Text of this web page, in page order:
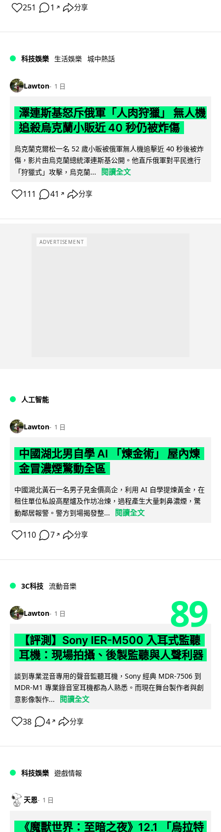
251 1 ↗ 分享
科技娛樂 生活娛樂 城中熱話
Lawton 1 日
澤連斯基怒斥俄軍「人肉狩獵」 無人機
追殺烏克蘭小販近 40 秒仍被炸傷
烏克蘭克爾松一名 52 歲小販被俄軍無人機追擊近 40 秒後被炸
傷，影片由烏克蘭總統澤連斯基公開。他直斥俄軍對平民進行
「狩獵式」攻擊，烏克蘭...
閱讀全文
111 41 ↗ 分享
ADVERTISEMENT
人工智能
Lawton 1 日
中國湖北男自學 AI 「煉金術」 屋內煉
金冒濃煙驚動全區
中國湖北黃石一名男子見金價高企，利用 AI 自學提煉黃金，在
租住單位私設高壓爐及作坊冶煉，過程產生大量刺鼻濃煙，驚
動鄰居報警。警方到場揭發整...
閱讀全文
110 7 ↗ 分享
3C科技 流動音樂
Lawton 1 日 89
【評測】Sony IER-M500 入耳式監聽
耳機：現場拍攝、後製監聽與人聲利器
談到專業混音專用的聲音監聽耳機，Sony 經典 MDR-7506 到
MDR-M1 專業錄音室耳機都為人熟悉。而現在舞台製作者與創
意影像製作...
閱讀全文
38 4 ↗ 分享
科技娛樂 遊戲情報
天恩 1 日
《魔獸世界：至暗之夜》12.1 「烏拉特